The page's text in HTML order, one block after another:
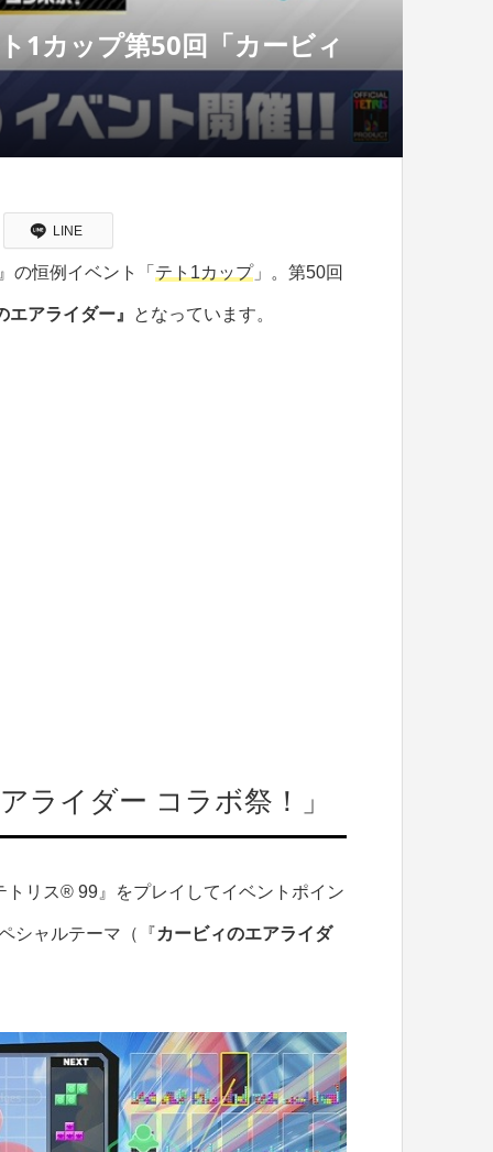
1カップ第50回「カービィ
LINE
の恒例イベント「 テト1カップ」。第50回
エアライダー』 となっています。
ライダー コラボ祭！」
トリス® 99』をプレイしてイベントポイン
シャルテーマ（『カービィのエアライダ